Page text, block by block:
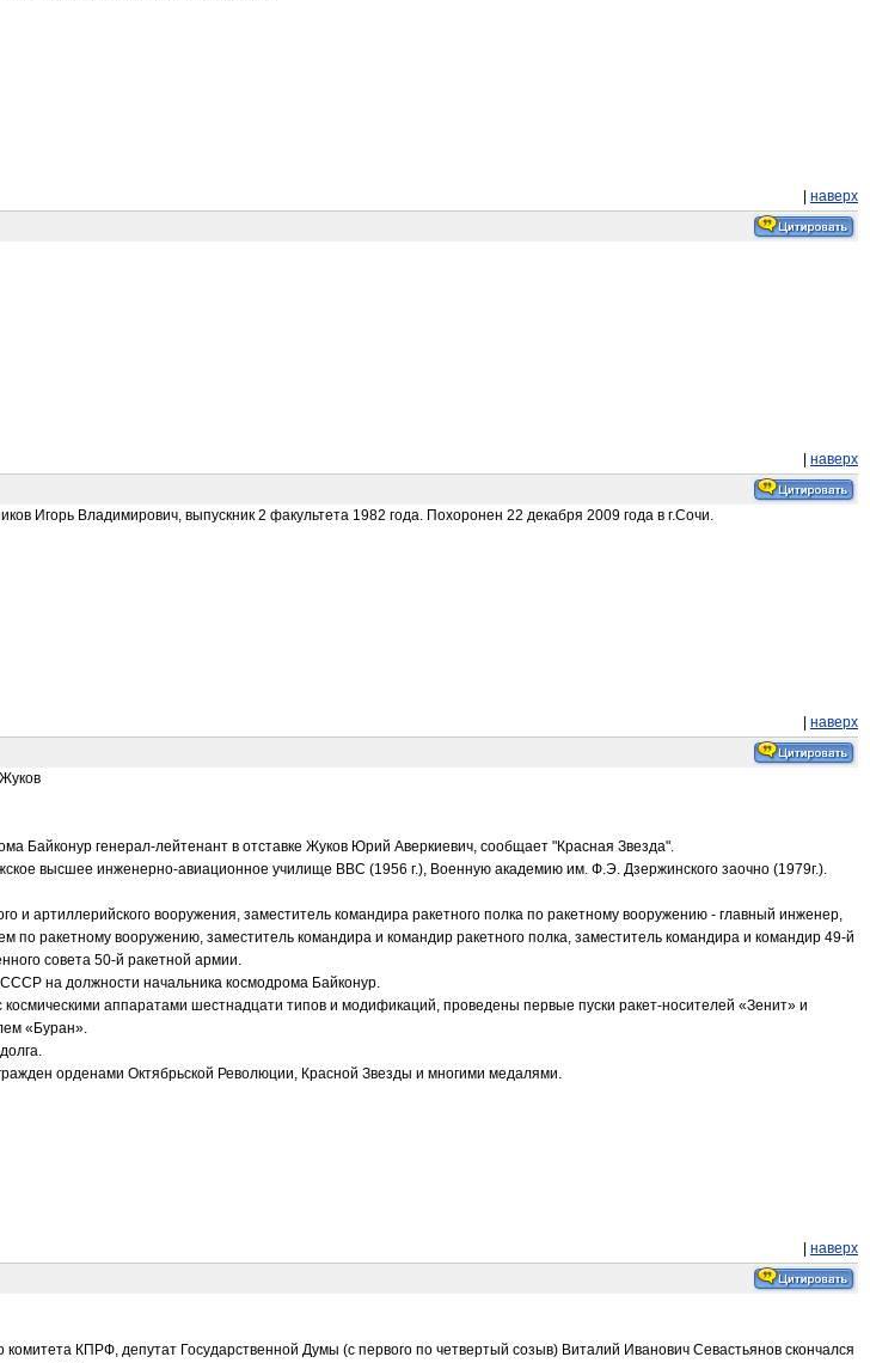
наверх
наверх
Игорь Владимирович, выпускник 2 факультета 1982 года. Похоронен 22 декабря 2009 года в г.Сочи.
наверх
Байконур генерал-лейтенант в отставке Жуков Юрий Аверкиевич, сообщает "Красная Звезда".
высшее инженерно-авиационное училище ВВС (1956 г.), Военную академию им. Ф.Э. Дзержинского заочно (1979г.).
артиллерийского вооружения, заместитель командира ракетного полка по ракетному вооружению - главный инженер,
по ракетному вооружению, заместитель командира и командир ракетного полка, заместитель командира и командир 49-й
совета 50-й ракетной армии.
на должности начальника космодрома Байконур.
аппаратами шестнадцати типов и модификаций, проведены первые пуски ракет-носителей «Зенит» и
«Буран».
орденами Октябрьской Революции, Красной Звезды и многими медалями.
наверх
КПРФ, депутат Государственной Думы (с первого по четвертый созыв) Виталий Иванович Севастьянов скончался